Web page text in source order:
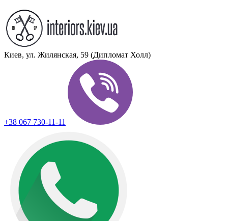
Киев, ул. Жилянская, 59 (Дипломат Холл)
+38 067 730-11-11